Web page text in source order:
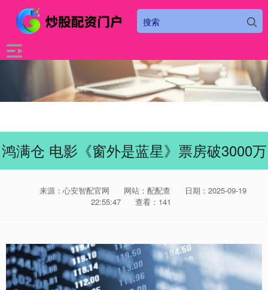
鸿满仓 电影《窗外是蓝星》票房破3000万
来源：心安智配官网 网站：配配查
日期：2025-09-19
22:55:47
查看：141